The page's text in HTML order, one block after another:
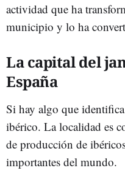
actividad que ha
municipio y lo ha
La capital del
España
Si hay algo que
ibérico. La localidad es
de producción de
importantes del mundo.